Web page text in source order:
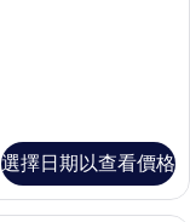
選擇日期以查看價格